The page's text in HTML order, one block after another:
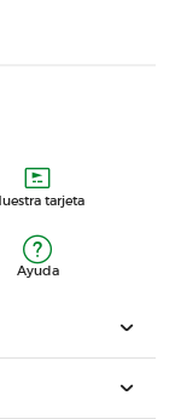
tarjeta
Ayuda